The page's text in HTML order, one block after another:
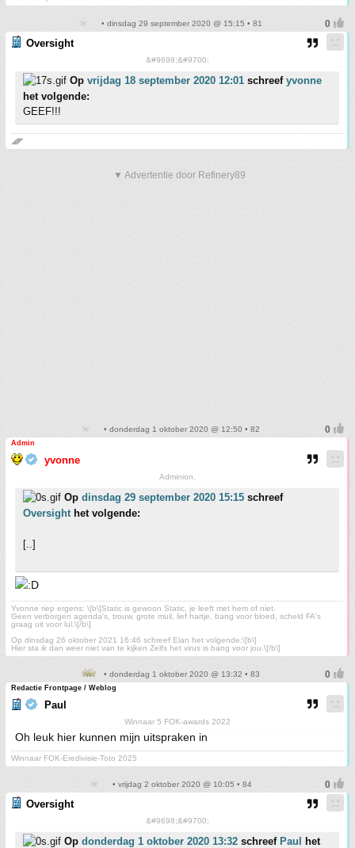
• dinsdag 29 september 2020 @ 15:15 • 81
Oversight
&#9698;&#9700;
Op vrijdag 18 september 2020 12:01 schreef yvonne
het volgende:
GEEF!!!
◢◤
▼ Advertentie door Refinery89
• donderdag 1 oktober 2020 @ 12:50 • 82
Admin
yvonne
Adminion.
Op dinsdag 29 september 2020 15:15 schreef
Oversighthet volgende:
[..]
Yvonne riep ergens: \[b\]Static is gewoon Static, je leeft met hem of niet.
Geen verborgen agenda's, trouw, grote muil, lief hartje, bang voor bloed, scheld FA's
graag uit voor lul.\[/b\]
Op dinsdag 26 oktober 2021 16:46 schreef Elan het volgende:\[b\]
Hier sta ik dan weer niet van te kijken Zelfs het virus is bang voor jou.\[/b\]
• donderdag 1 oktober 2020 @ 13:32 • 83
Redactie Frontpage / Weblog
Paul
Winnaar 5 FOK-awards 2022
Oh leuk hier kunnen mijn uitspraken in
Winnaar FOK-Eredivisie-Toto 2025
• vrijdag 2 oktober 2020 @ 10:05 • 84
Oversight
&#9698;&#9700;
Op donderdag 1 oktober 2020 13:32 schreef Paul
het